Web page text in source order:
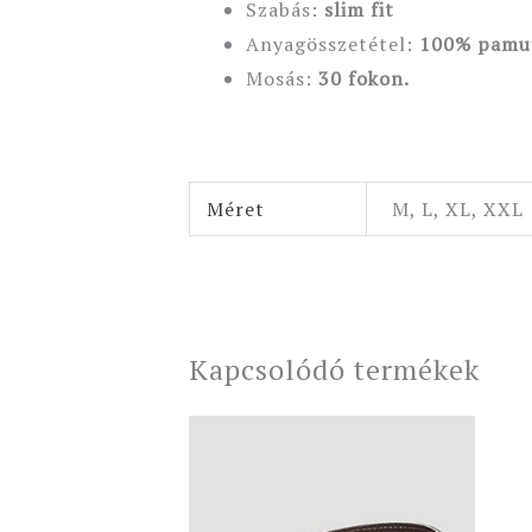
Szabás: slim fit
Anyagösszetétel: 100%
Mosás: 30 fokon.
Méret M, L, XL, XXL
Kapcsolódó termékek